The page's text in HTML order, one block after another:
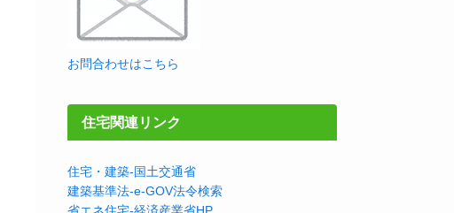
お問合わせはこちら
住宅関連リンク
住宅・建築-国土交通省
建築基準法-e-GOV法令検索
省エネ住宅-経済産業省HP